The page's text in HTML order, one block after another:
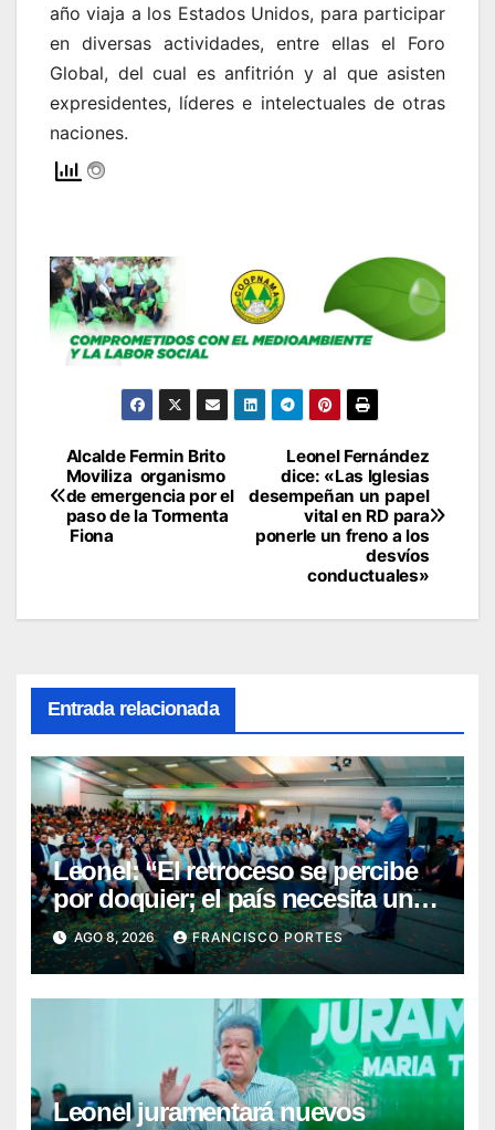
año viaja a los Estados Unidos, para participar
en diversas actividades, entre ellas el Foro
Global, del cual es anfitrión y al que asisten
expresidentes, líderes e intelectuales de otras
naciones.
Navegación
de
Leonel Fernández
dice: «Las Iglesias
desempeñan un papel
vital en RD para
ponerle un freno a los
desvíos
conductuales»
Alcalde Fermin Brito
Moviliza organismo
de emergencia por el
paso de la Tormenta
Fiona
Entrada relacionada
Leonel: “El retroceso se percibe
por doquier; el país necesita un
nuevo rumbo”
AGO 8, 2026 FRANCISCO PORTES
Leonel juramentará nuevos